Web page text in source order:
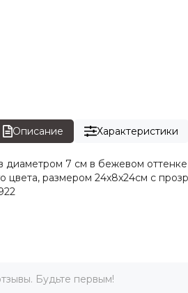
Описание Характеристики
7 см в бежевом
цвета, размером 24х8х24см с
Будьте первым!